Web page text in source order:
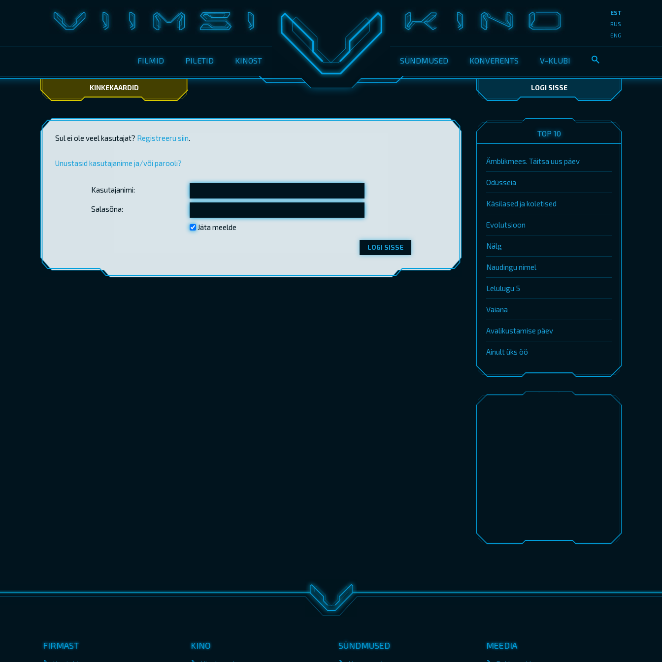
FILMID PILETID KINOST SÜNDMUSED KONVERENTS V-KLUBI
EST
RUS
ENG
KINKEKAARDID LOGI SISSE
Sul ei ole veel kasutajat? Registreeru siin.
Unustasid kasutajanime ja/või parooli?
Kasutajanimi:
Salasõna:
Jäta meelde
LOGI SISSE
TOP 10
Ämblikmees. Täitsa uus päev
Odüsseia
Käsilased ja koletised
Evolutsioon
Nälg
Naudingu nimel
Lelulugu 5
Vaiana
Avalikustamise päev
Ainult üks öö
FIRMAST KINO SÜNDMUSED MEEDIA